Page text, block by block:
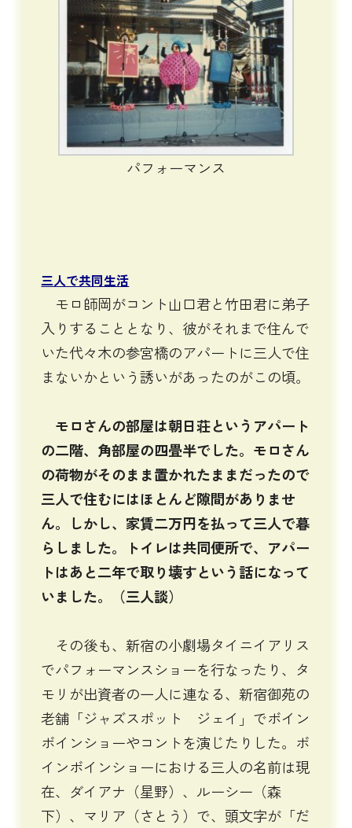
パフォーマンス
三人で共同生活
モロ師岡がコント山口君と竹田君に弟子
入りすることとなり、彼がそれまで住んで
いた代々木の参宮橋のアパートに三人で住
まないかという誘いがあったのがこの頃。
モロさんの部屋は朝日荘というアパート
の二階、角部屋の四畳半でした。モロさん
の荷物がそのまま置かれたままだったので
三人で住むにはほとんど隙間がありませ
ん。しかし、家賃二万円を払って三人で暮
らしました。トイレは共同便所で、アパー
トはあと二年で取り壊すという話になって
いました。（三人談）
その後も、新宿の小劇場タイニイアリス
でパフォーマンスショーを行なったり、タ
モリが出資者の一人に連なる、新宿御苑の
老舗「ジャズスポット ジェイ」でボイン
ボインショーやコントを演じたりした。ボ
インボインショーにおける三人の名前は現
在、ダイアナ（星野）、ルーシー（森
下）、マリア（さとう）で、頭文字が「だ